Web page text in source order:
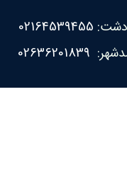
02164539455
02636201839